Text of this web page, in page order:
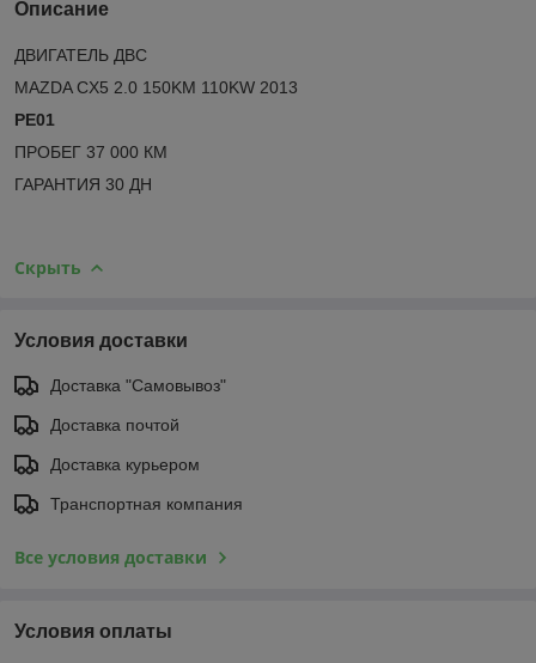
Описание
ДВИГАТЕЛЬ ДВС
MAZDA CX5 2.0 150KM 110KW 2013
PE01
ПРОБЕГ 37 000 КМ
ГАРАНТИЯ 30 ДН
Скрыть
Условия доставки
Доставка "Самовывоз"
Доставка почтой
Доставка курьером
Транспортная компания
Все условия доставки
Условия оплаты